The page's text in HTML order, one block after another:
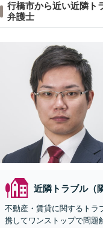
行橋市から近い近隣ト
弁護士
近隣トラブル（
不動産・賃貸に関するトラ
携してワンストップで問題